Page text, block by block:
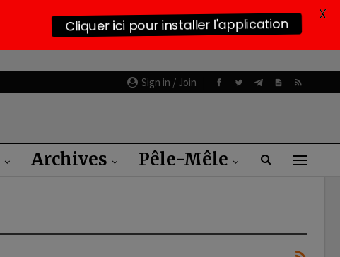
Sign in / Join
Archives Pêle-Mêle
Cliquer ici pour installer l'application X